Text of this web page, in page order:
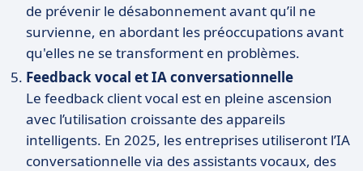
de prévenir le désabonnement avant qu’il ne
survienne, en abordant les préoccupations avant
qu'elles ne se transforment en problèmes.
Feedback vocal et IA conversationnelle
Le feedback client vocal est en pleine ascension
avec l’utilisation croissante des appareils
intelligents. En 2025, les entreprises utiliseront l’IA
conversationnelle via des assistants vocaux, des